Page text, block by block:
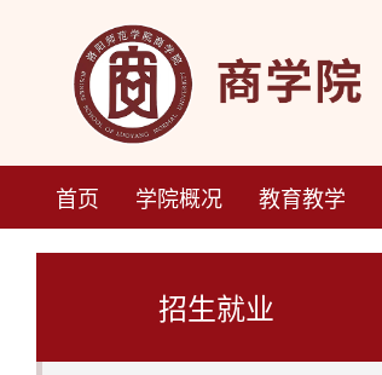
首页 学院概况 教育教学
招生就业